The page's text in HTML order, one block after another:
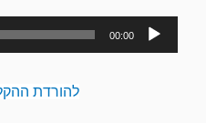
00:00
להורדת